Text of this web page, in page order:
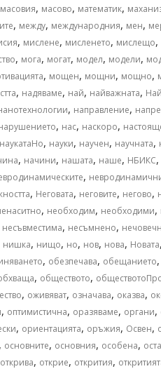
масовия, масово, математик,
, между, международния, мен,
, мислене, мисленето, мислещо,
, мога, могат, модел, модели,
, мощен, мощни, мощно,
, надяваме, най, найважната,
, направление,
, нас, наскоро,
наукатаНо, науки, научен, научната,
, начини, нашата, наше, НБИКС,
,
, Неговата, неговите, негово,
, необходим, необходими,
несъвместима, несъмнено,
нишка, нищо, но, нов, нова, Новата,
, обезпечава, обещанието,
, обществото,
, оживяват, означава, оказва,
, оптимистична, оразяваме, органи,
, ориентацията, оръжия, Освен,
, основните, основния, особена,
открива, открие, открития,